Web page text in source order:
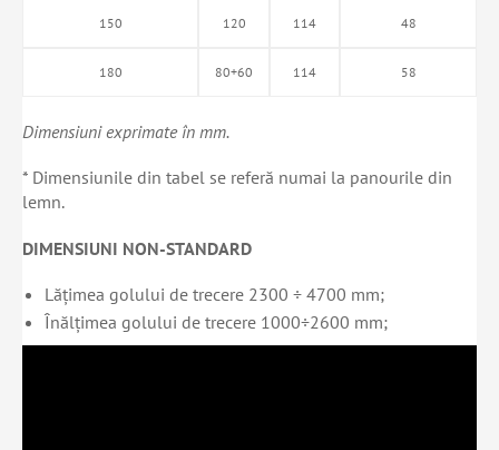
150 120 114 48
180 80+60 114 58
Dimensiuni exprimate în mm.
* Dimensiunile din tabel se referă numai la panourile din
lemn.
DIMENSIUNI NON-STANDARD
Lățimea golului de trecere 2300 ÷ 4700 mm;
Înălțimea golului de trecere 1000÷2600 mm;